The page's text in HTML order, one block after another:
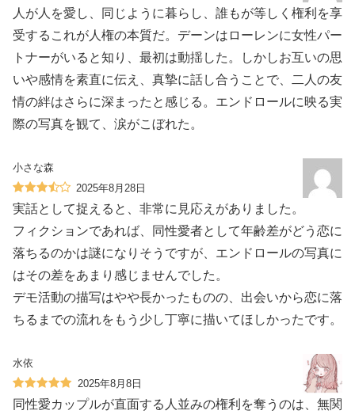
人が人を愛し、同じように暮らし、誰もが等しく権利を享
受するこれが人権の本質だ。デーンはローレンに女性パー
トナーがいると知り、最初は動揺した。しかしお互いの思
いや感情を素直に伝え、真摯に話し合うことで、二人の友
情の絆はさらに深まったと感じる。エンドロールに映る実
際の写真を観て、涙がこぼれた。
小さな森
2025年8月28日
実話として捉えると、非常に見応えがありました。
フィクションであれば、同性愛者として年齢差がどう恋に
落ちるのかは謎になりそうですが、エンドロールの写真に
はその差をあまり感じませんでした。
デモ活動の描写はやや長かったものの、出会いから恋に落
ちるまでの流れをもう少し丁寧に描いてほしかったです。
水依
2025年8月8日
同性愛カップルが直面する人並みの権利を奪うのは、無関